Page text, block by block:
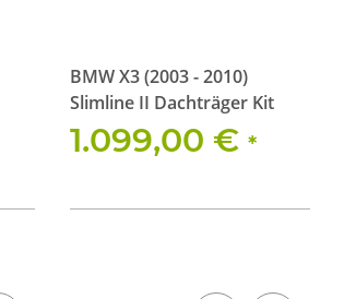
BMW X3 (2003 - 2010)
Slimline II Dachträger Kit
1.099,00 € *